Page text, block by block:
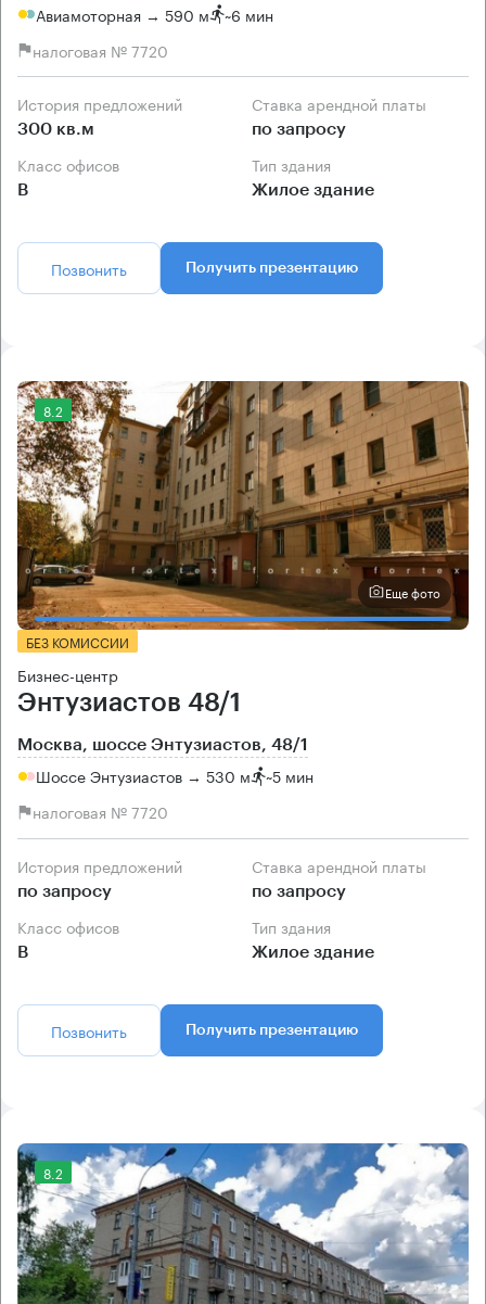
Авиамоторная → 590 м ~6 мин
налоговая № 7720
История предложений
300 кв.м
Ставка арендной платы
по запросу
Класс офисов
B
Тип здания
Жилое здание
Позвонить Получить презентацию
8.2
Еще фото
БЕЗ КОМИССИИ
Бизнес-центр
Энтузиастов 48/1
Москва, шоссе Энтузиастов, 48/1
Шоссе Энтузиастов → 530 м ~5 мин
налоговая № 7720
История предложений
по запросу
Ставка арендной платы
по запросу
Класс офисов
B
Тип здания
Жилое здание
Позвонить Получить презентацию
8.2